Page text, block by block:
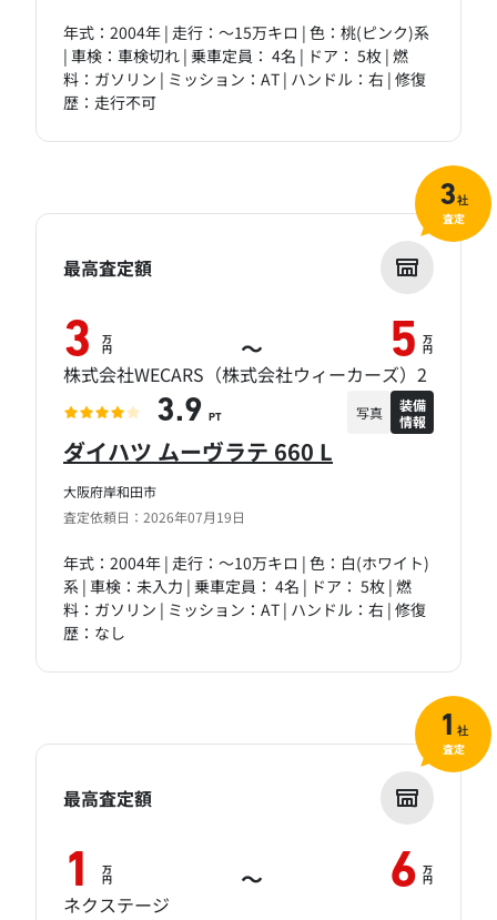
年式：2004年 | 走行：～15万キロ | 色：桃(ピンク)系
| 車検：車検切れ | 乗車定員： 4名 | ドア： 5枚 | 燃
料：ガソリン | ミッション：AT | ハンドル：右 | 修復
歴：走行不可
大阪府岸和田市
査定依頼日：2026年07月19日
ダイハツ ムーヴラテ 660 L
年式：2004年 | 走行：～10万キロ | 色：白(ホワイト)
系 | 車検：未入力 | 乗車定員： 4名 | ドア： 5枚 | 燃
料：ガソリン | ミッション：AT | ハンドル：右 | 修復
歴：なし
最高査定額
3 万
円 ～ 5 万
円
株式会社WECARS（株式会社ウィーカーズ）2
3.9 PT 写真
装備
情報
3社
査定
最高査定額
1 万
円 ～ 6 万
円
ネクステージ
1 社
査定